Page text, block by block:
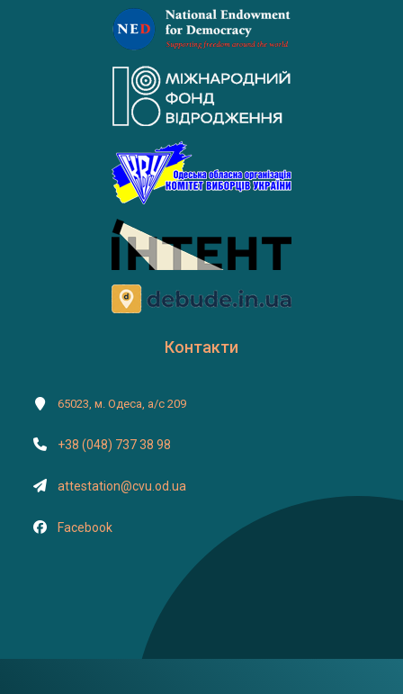
Контакти
65023, м. Одеса, а/с 209
+38 (048) 737 38 98
attestation@cvu.od.ua
Facebook